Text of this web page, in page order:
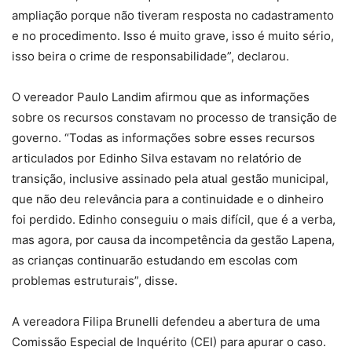
ampliação porque não tiveram resposta no cadastramento
e no procedimento. Isso é muito grave, isso é muito sério,
isso beira o crime de responsabilidade”, declarou.
O vereador Paulo Landim afirmou que as informações
sobre os recursos constavam no processo de transição de
governo. “Todas as informações sobre esses recursos
articulados por Edinho Silva estavam no relatório de
transição, inclusive assinado pela atual gestão municipal,
que não deu relevância para a continuidade e o dinheiro
foi perdido. Edinho conseguiu o mais difícil, que é a verba,
mas agora, por causa da incompetência da gestão Lapena,
as crianças continuarão estudando em escolas com
problemas estruturais”, disse.
A vereadora Filipa Brunelli defendeu a abertura de uma
Comissão Especial de Inquérito (CEI) para apurar o caso.